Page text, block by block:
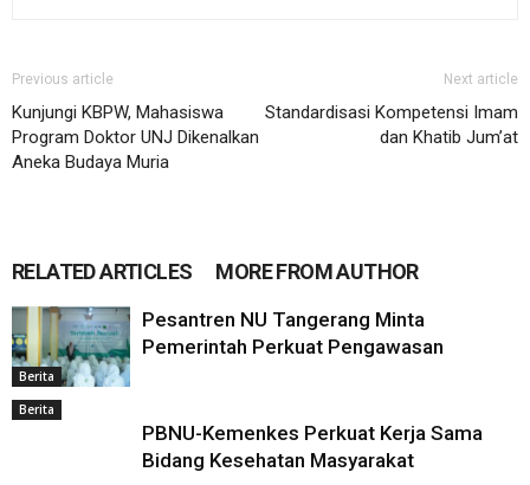
Previous article
Kunjungi KBPW, Mahasiswa
Program Doktor UNJ Dikenalkan
Aneka Budaya Muria
Next article
Standardisasi Kompetensi Imam
dan Khatib Jum’at
RELATED ARTICLES MORE FROM AUTHOR
Berita
Pesantren NU Tangerang Minta
Pemerintah Perkuat Pengawasan
Berita
PBNU-Kemenkes Perkuat Kerja Sama
Bidang Kesehatan Masyarakat